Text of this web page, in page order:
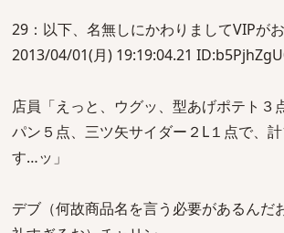
29：以下、名無しにかわりましてVIPが
2013/04/01(月) 19:19:04.21
店員「えっと、ウグッ、型あげポテト３
パン５点、三ツ矢サイダー２L１点で、
す…ッ」
デブ（何故商品名を言う必要があるんだ